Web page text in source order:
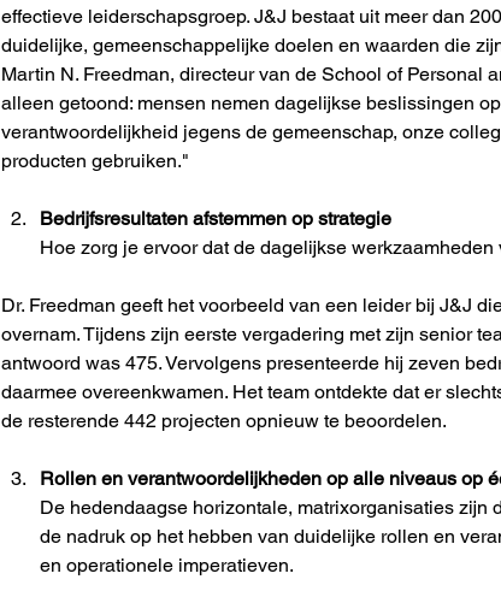
effectieve leiderschapsgroep. J&J bestaat uit meer dan
duidelijke, gemeenschappelijke doelen en waarden die
Martin N. Freedman, directeur van de School of Personal
alleen getoond: mensen nemen dagelijkse beslissingen
verantwoordelijkheid jegens de gemeenschap, onze
producten gebruiken."
Bedrijfsresultaten afstemmen op strategie
Hoe zorg je ervoor dat de dagelijkse
Dr. Freedman geeft het voorbeeld van een leider bij J&J
overnam. Tijdens zijn eerste vergadering met zijn senior
antwoord was 475. Vervolgens presenteerde hij zeven
daarmee overeenkwamen. Het team ontdekte dat er
de resterende 442 projecten opnieuw te beoordelen.
Rollen en verantwoordelijkheden op alle niveaus op
De hedendaagse horizontale, matrixorganisaties
de nadruk op het hebben van duidelijke rollen en
en operationele imperatieven.